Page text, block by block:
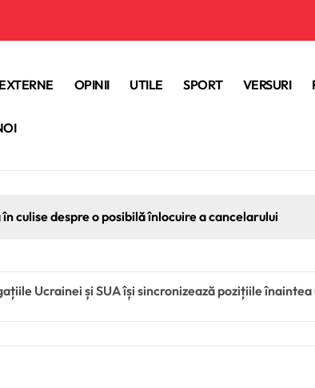
OPINII UTILE SPORT VERSURI
culise despre o posibilă înlocuire a cancelarului
Ucrainei și SUA își sincronizează pozițiile înaintea